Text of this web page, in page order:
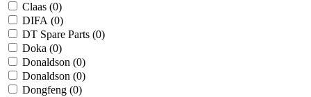
Claas (0)
DIFA (0)
DT Spare Parts (0)
Doka (0)
Donaldson (0)
Donaldson (0)
Dongfeng (0)